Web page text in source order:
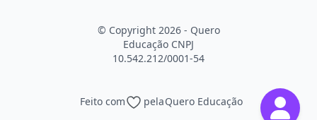
Continuar
© Copyright 2026 - Quero
Educação CNPJ
10.542.212/0001-54
Feito com pelaQuero Educação